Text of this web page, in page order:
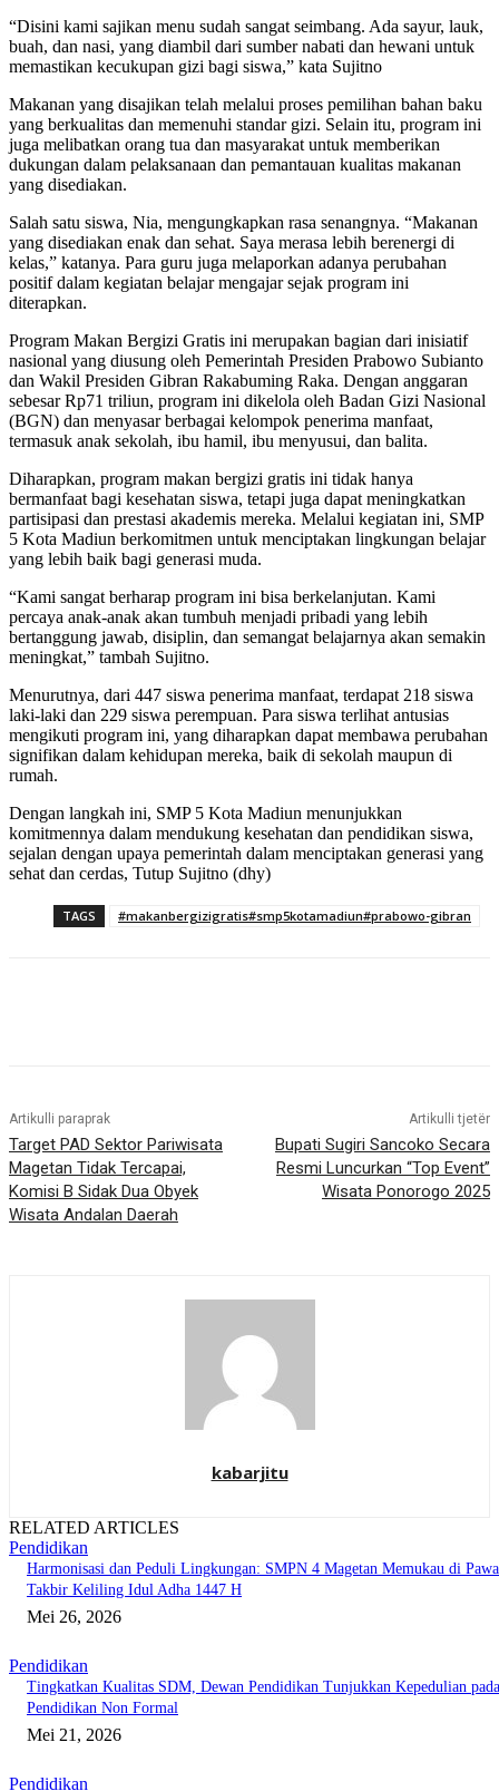
“Disini kami sajikan menu sudah sangat seimbang. Ada sayur, lauk,
buah, dan nasi, yang diambil dari sumber nabati dan hewani untuk
memastikan kecukupan gizi bagi siswa,” kata Sujitno
Makanan yang disajikan telah melalui proses pemilihan bahan baku
yang berkualitas dan memenuhi standar gizi. Selain itu, program ini
juga melibatkan orang tua dan masyarakat untuk memberikan
dukungan dalam pelaksanaan dan pemantauan kualitas makanan
yang disediakan.
Salah satu siswa, Nia, mengungkapkan rasa senangnya. “Makanan
yang disediakan enak dan sehat. Saya merasa lebih berenergi di
kelas,” katanya. Para guru juga melaporkan adanya perubahan
positif dalam kegiatan belajar mengajar sejak program ini
diterapkan.
Program Makan Bergizi Gratis ini merupakan bagian dari inisiatif
nasional yang diusung oleh Pemerintah Presiden Prabowo Subianto
dan Wakil Presiden Gibran Rakabuming Raka. Dengan anggaran
sebesar Rp71 triliun, program ini dikelola oleh Badan Gizi Nasional
(BGN) dan menyasar berbagai kelompok penerima manfaat,
termasuk anak sekolah, ibu hamil, ibu menyusui, dan balita.
Diharapkan, program makan bergizi gratis ini tidak hanya
bermanfaat bagi kesehatan siswa, tetapi juga dapat meningkatkan
partisipasi dan prestasi akademis mereka. Melalui kegiatan ini, SMP
5 Kota Madiun berkomitmen untuk menciptakan lingkungan belajar
yang lebih baik bagi generasi muda.
“Kami sangat berharap program ini bisa berkelanjutan. Kami
percaya anak-anak akan tumbuh menjadi pribadi yang lebih
bertanggung jawab, disiplin, dan semangat belajarnya akan semakin
meningkat,” tambah Sujitno.
Menurutnya, dari 447 siswa penerima manfaat, terdapat 218 siswa
laki-laki dan 229 siswa perempuan. Para siswa terlihat antusias
mengikuti program ini, yang diharapkan dapat membawa perubahan
signifikan dalam kehidupan mereka, baik di sekolah maupun di
rumah.
Dengan langkah ini, SMP 5 Kota Madiun menunjukkan
komitmennya dalam mendukung kesehatan dan pendidikan siswa,
sejalan dengan upaya pemerintah dalam menciptakan generasi yang
sehat dan cerdas, Tutup Sujitno (dhy)
TAGS #makanbergizigratis#smp5kotamadiun#prabowo-gibran
Artikulli paraprak
Target PAD Sektor Pariwisata
Magetan Tidak Tercapai,
Komisi B Sidak Dua Obyek
Wisata Andalan Daerah
Artikulli tjetër
Bupati Sugiri Sancoko Secara
Resmi Luncurkan “Top Event”
Wisata Ponorogo 2025
kabarjitu
RELATED ARTICLES
Pendidikan
Harmonisasi dan Peduli Lingkungan: SMPN 4 Magetan Memukau di
Takbir Keliling Idul Adha 1447 H
Mei 26, 2026
Pendidikan
Tingkatkan Kualitas SDM, Dewan Pendidikan Tunjukkan Kepedulian pada
Pendidikan Non Formal
Mei 21, 2026
Pendidikan